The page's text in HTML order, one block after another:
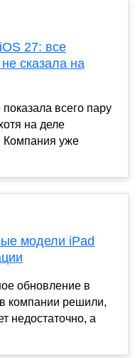
27: все
сказала на
всего пару
на деле
Компания уже
модели iPad
обновление в
компании решили,
недостаточно, а